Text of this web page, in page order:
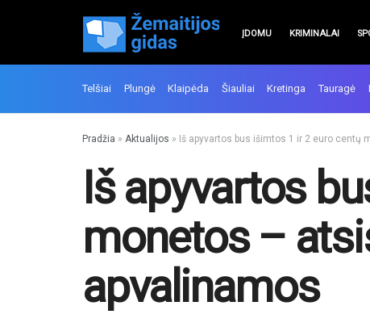
ĮDOMU KRIMINALAI
Telšiai Plungė Klaipėda Šiauliai Kretinga Tauragė
Pradžia » Aktualijos » Iš apyvartos bus išimtos 1 ir 2 euro
Iš apyvartos
monetos –
apvalinamos